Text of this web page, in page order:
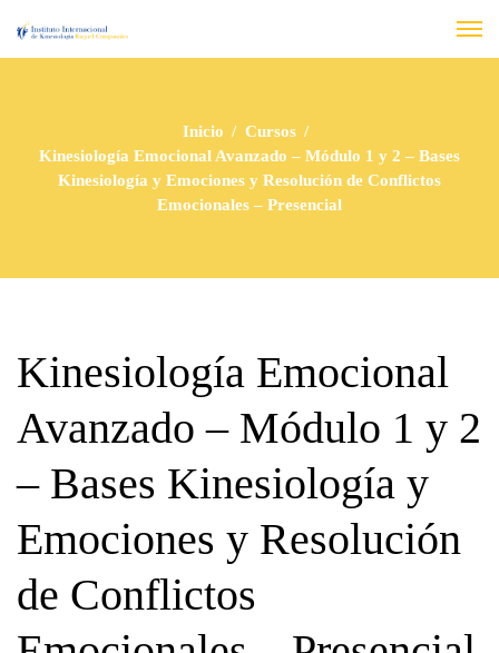
Inicio
Cursos
Kinesiología Emocional Avanzado – Módulo 1 y 2 – Bases
Kinesiología y Emociones y Resolución de Conflictos
Emocionales – Presencial
Kinesiología Emocional
Avanzado – Módulo 1 y 2
– Bases Kinesiología y
Emociones y Resolución
de Conflictos